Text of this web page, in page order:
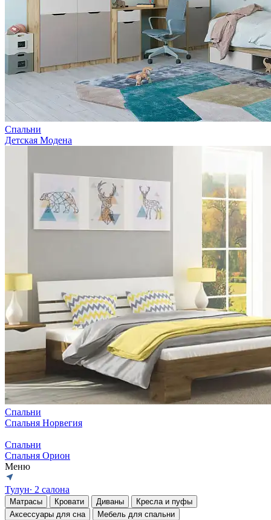
Спальни
Детская Модена
Спальни
Спальня Норвегия
Спальни
Спальня Орион
Меню
Тулун∙ 2 салона
Матрасы Кровати Диваны
Кресла и пуфы
Аксессуары для сна
Мебель для спальни